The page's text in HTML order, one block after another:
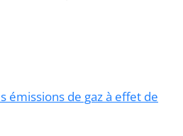
émissions de gaz à effet de